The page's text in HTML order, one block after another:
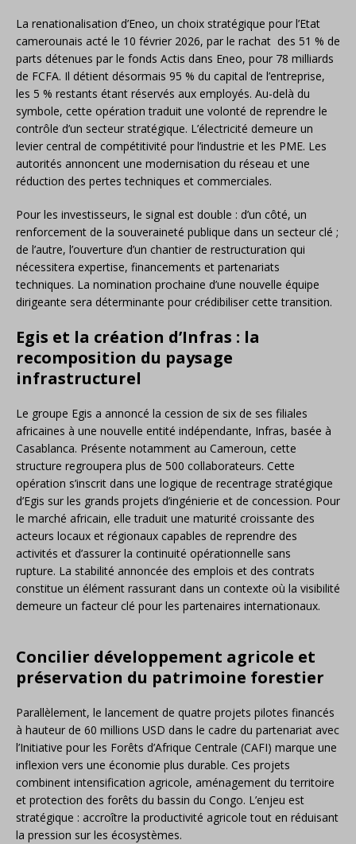
La renationalisation d’Eneo, un choix stratégique pour l’Etat
camerounais acté le 10 février 2026, par le rachat des 51 % de
parts détenues par le fonds Actis dans Eneo, pour 78 milliards
de FCFA. Il détient désormais 95 % du capital de l’entreprise,
les 5 % restants étant réservés aux employés. Au-delà du
symbole, cette opération traduit une volonté de reprendre le
contrôle d’un secteur stratégique. L’électricité demeure un
levier central de compétitivité pour l’industrie et les PME. Les
autorités annoncent une modernisation du réseau et une
réduction des pertes techniques et commerciales.
Pour les investisseurs, le signal est double : d’un côté, un
renforcement de la souveraineté publique dans un secteur clé ;
de l’autre, l’ouverture d’un chantier de restructuration qui
nécessitera expertise, financements et partenariats
techniques. La nomination prochaine d’une nouvelle équipe
dirigeante sera déterminante pour crédibiliser cette transition.
Egis et la création d’Infras : la
recomposition du paysage
infrastructurel
Le groupe Egis a annoncé la cession de six de ses filiales
africaines à une nouvelle entité indépendante, Infras, basée à
Casablanca. Présente notamment au Cameroun, cette
structure regroupera plus de 500 collaborateurs. Cette
opération s’inscrit dans une logique de recentrage stratégique
d’Egis sur les grands projets d’ingénierie et de concession. Pour
le marché africain, elle traduit une maturité croissante des
acteurs locaux et régionaux capables de reprendre des
activités et d’assurer la continuité opérationnelle sans
rupture. La stabilité annoncée des emplois et des contrats
constitue un élément rassurant dans un contexte où la visibilité
demeure un facteur clé pour les partenaires internationaux.
Concilier développement agricole et
préservation du patrimoine forestier
Parallèlement, le lancement de quatre projets pilotes financés
à hauteur de 60 millions USD dans le cadre du partenariat avec
l’Initiative pour les Forêts d’Afrique Centrale (CAFI) marque une
inflexion vers une économie plus durable. Ces projets
combinent intensification agricole, aménagement du territoire
et protection des forêts du bassin du Congo. L’enjeu est
stratégique : accroître la productivité agricole tout en réduisant
la pression sur les écosystèmes.